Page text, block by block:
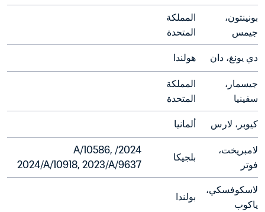
جيمس
المتحدة
دي يونغ، دان هولندا
سفينيا
المتحدة
كيوبر، لارس ألمانيا
فوتر
بلجيكا
2024/A/10586,
2024/A/10918, 2023/A/9637
ياكوب
بولندا